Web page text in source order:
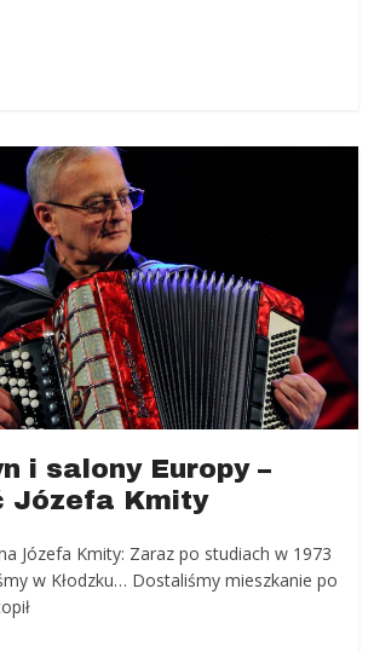
i salony Europy –
Józefa Kmity
Józefa Kmity: Zaraz po studiach w 1973
w Kłodzku… Dostaliśmy mieszkanie po